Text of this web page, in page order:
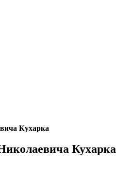
Кухарка
Кухарка